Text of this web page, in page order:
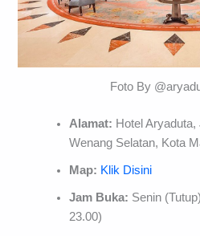
Foto By
Alamat: Hotel Aryaduta,
Wenang Selatan, Kota
Map: Klik Disini
Jam Buka: Senin
23.00)